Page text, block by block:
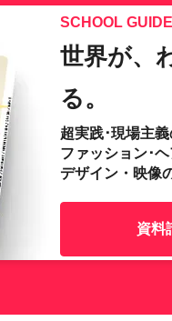
SCHOOL GUIDE
世界が、
る。
超実践･現場主
ファッション･ヘ
デザイン・映像
資料